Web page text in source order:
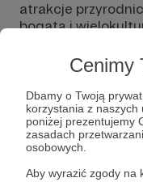
Cenimy
Dbamy o Twoją
korzystania z naszych
poniżej prezentujemy
zasadach
osobowych.
Aby wyrazić zgody na
atrakcje
bogatą i
Niemcy i Czesi,
jak nigdzie
kulturowego kilku
łączą się z
historia przeplata
tajemnicami z
światowej.